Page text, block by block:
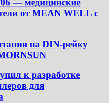
— медицинские
от MEAN WELL с
на DIN-рейку
к разработке
для